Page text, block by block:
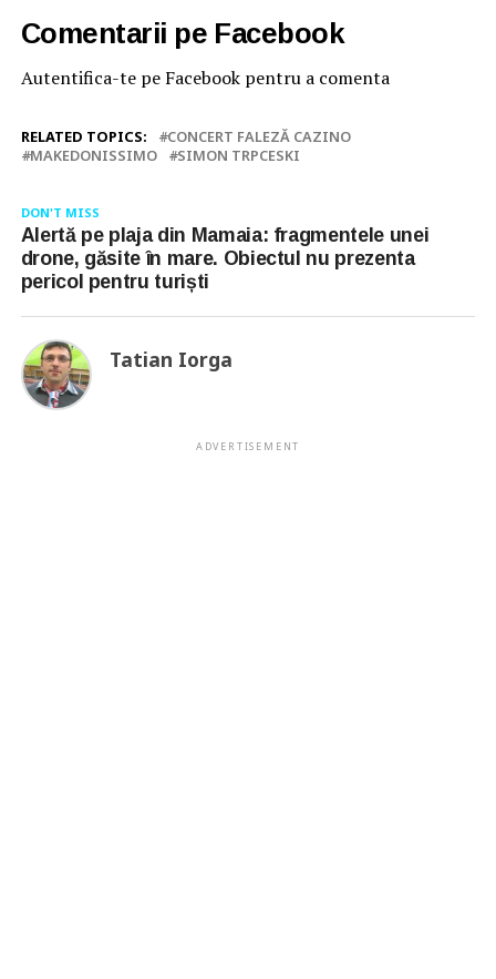
Comentarii pe Facebook
Autentifica-te pe Facebook pentru a comenta
RELATED TOPICS:
CONCERT FALEZĂ CAZINO
MAKEDONISSIMO
SIMON TRPCESKI
DON'T MISS
Alertă pe plaja din Mamaia: fragmentele unei
drone, găsite în mare. Obiectul nu prezenta
pericol pentru turiști
Tatian Iorga
ADVERTISEMENT